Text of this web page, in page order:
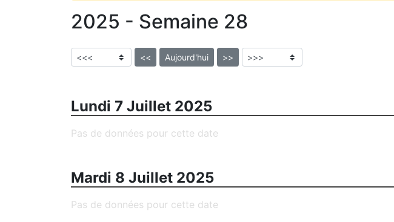
2025 - Semaine 28
<< Aujourd'hui >>
Lundi 7 Juillet 2025
Pas de données pour cette date
Mardi 8 Juillet 2025
Pas de données pour cette date